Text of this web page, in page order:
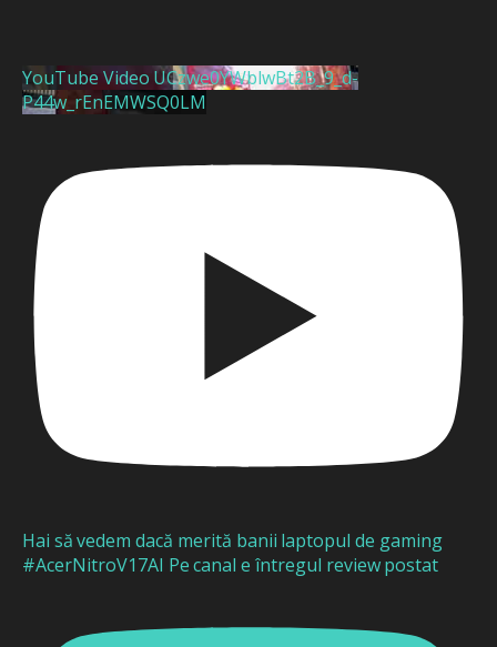
YouTube Video UCzwe0YWblwBt2B_9_d-
P44w_rEnEMWSQ0LM
Hai să vedem dacă merită banii laptopul de gaming
#AcerNitroV17AI Pe canal e întregul review postat